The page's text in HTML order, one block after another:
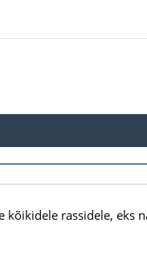
rassidele, eks